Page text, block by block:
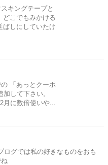
キングテープと
こでもみかける
しにしていたけ
「あっとクーポ
して下さい。
に数倍使いや...
グでは私の好きなものをおも